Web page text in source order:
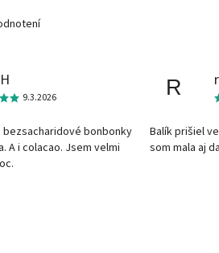
9.3.2026
bezsacharidové bonbonky
A i colacao. Jsem velmi
R
Balík prišiel
som mala aj